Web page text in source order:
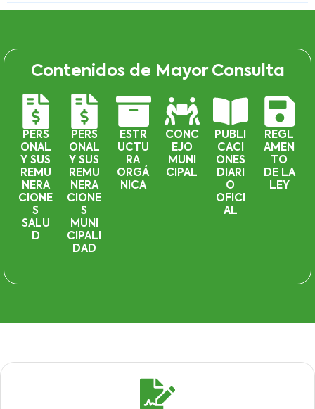
Contenidos de Mayor Consulta
PERS
ONAL
Y SUS
REMU
NERA
CIONE
S
SALU
D
PERS
ONAL
Y SUS
REMU
NERA
CIONE
S
MUNI
CIPALI
DAD
ESTR
UCTU
RA
ORGÁ
NICA
CONC
EJO
MUNI
CIPAL
PUBLI
CACI
ONES
DIARI
O
OFICI
AL
REGL
AMEN
TO
DE LA
LEY